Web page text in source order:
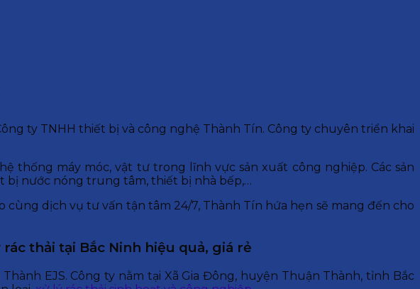
ty TNHH thiết bị và công nghệ Thành Tín. Công ty chuyên triển khai
thống máy móc, vật tư trong lĩnh vực sản xuất công nghiệp. Các sản
bị nước nóng trung tâm, thiết bị nhà bếp,…
dịch vụ tư vấn tận tâm 24/7, Thành Tín hứa hẹn sẽ mang đến cho
thải tại Bắc Ninh hiệu quả, giá rẻ
EJS. Công ty nằm tại Xã Gia Đông, huyện Thuận Thành, tỉnh Bắc